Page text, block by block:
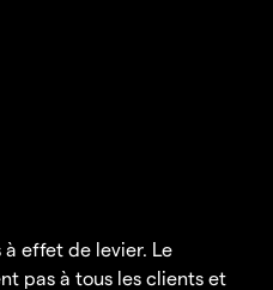
à effet de levier. Le
pas à tous les clients et